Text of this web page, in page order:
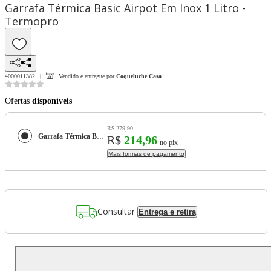
Garrafa Térmica Basic Airpot Em Inox 1 Litro -
Termopro
4000011382 Vendido e entregue por Coqueluche Casa
Ofertas disponíveis
Garrafa Térmica Basic Airpot Em Inox 1 Litro - Termopro
R$ 279,90
R$ 214,96 no pix
Mais formas de pagamento
Consultar Entrega e retira